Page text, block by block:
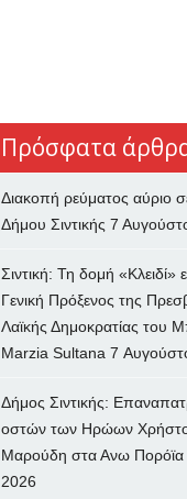
Πρόσφατα
Διακοπή ρεύματος αύριο
Δήμου Σιντικής 7
Σιντική: Τη δομή «Κλειδί»
Γενική Πρόξενος της
Λαϊκής Δημοκρατίας του
Marzia Sultana 7
Δήμος Σιντικής:
oστών των Ηρώων
Μαρούδη στα Ανω Πορόϊα
2026